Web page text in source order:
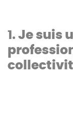
1. Je suis